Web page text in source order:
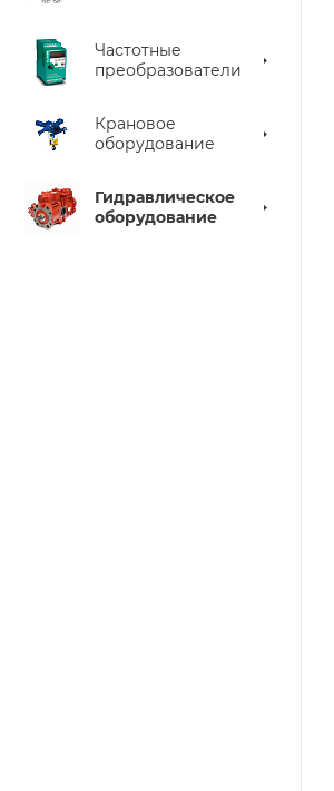
Частотные
преобразователи
Крановое
оборудование
Гидравлическое
оборудование